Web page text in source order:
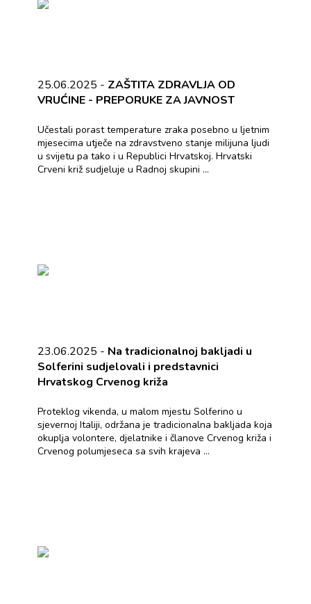
25.06.2025 - ZAŠTITA ZDRAVLJA OD
VRUĆINE - PREPORUKE ZA JAVNOST
Učestali porast temperature zraka posebno u ljetnim
mjesecima utječe na zdravstveno stanje milijuna ljudi
u svijetu pa tako i u Republici Hrvatskoj. Hrvatski
Crveni križ sudjeluje u Radnoj skupini ...
23.06.2025 - Na tradicionalnoj bakljadi u
Solferini sudjelovali i predstavnici
Hrvatskog Crvenog križa
Proteklog vikenda, u malom mjestu Solferino u
sjevernoj Italiji, održana je tradicionalna bakljada koja
okuplja volontere, djelatnike i članove Crvenog križa i
Crvenog polumjeseca sa svih krajeva ...